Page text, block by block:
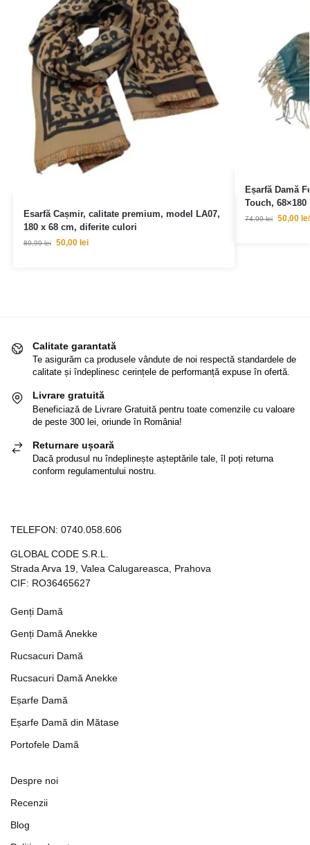
Esarfă Cașmir, calitate premium, model LA07,
180 x 68 cm, diferite culori
89,99lei 50,00 lei
Eșarfă Damă
Touch, 68×180
74,99lei 50,00 lei
Calitate garantată
Te asigurăm ca produsele vândute de noi respectă standardele de
calitate și îndeplinesc cerințele de performanță expuse în ofertă.
Livrare gratuită
Beneficiază de Livrare Gratuită pentru toate comenzile cu valoare
de peste 300 lei, oriunde în România!
Returnare ușoară
Dacă produsul nu îndeplinește așteptările tale, îl poți returna
conform regulamentului nostru.
TELEFON: 0740.058.606
GLOBAL CODE S.R.L.
Strada Arva 19, Valea Calugareasca, Prahova
CIF: RO36465627
Genți Damă
Genți Damă Anekke
Rucsacuri Damă
Rucsacuri Damă Anekke
Eșarfe Damă
Eșarfe Damă din Mătase
Portofele Damă
Despre noi
Recenzii
Blog